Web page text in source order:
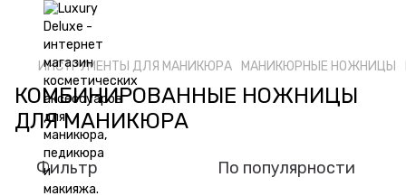
ИНСТРУМЕНТЫ ДЛЯ МАНИКЮРА МАНИКЮРНЫЕ НОЖНИЦЫ
КОМБИНИРОВАННЫЕ НОЖНИЦЫ
ДЛЯ МАНИКЮРА
Фильтр По популярности